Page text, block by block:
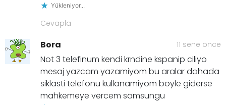
Yükleniyor...
Cevapla
Bora 11 sene önce
Not 3 telefinum kendi krndine kspanip ciliyo
mesaj yazcam yazamiyom bu aralar dahada
siklasti telefonu kullanamiyom boyle giderse
mahkemeye vercem samsungu